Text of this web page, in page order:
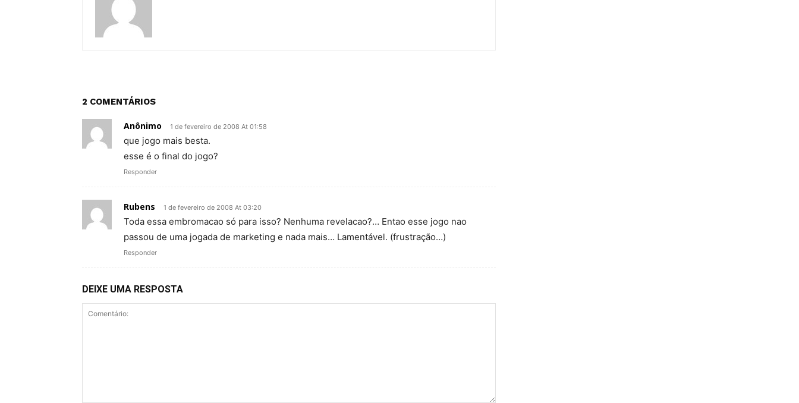
2 COMENTÁRIOS
Anônimo 1 de fevereiro de 2008 At 01:58
que jogo mais besta.
esse é o final do jogo?
Responder
Rubens 1 de fevereiro de 2008 At 03:20
Toda essa embromacao só para isso? Nenhuma revelacao?… Entao esse jogo nao
passou de uma jogada de marketing e nada mais… Lamentável. (frustração…)
Responder
DEIXE UMA RESPOSTA